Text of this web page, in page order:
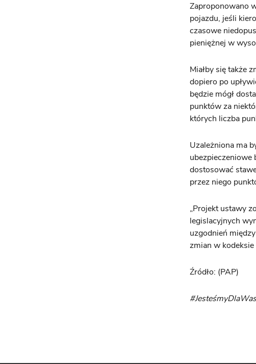
Zaproponowano
pojazdu, jeśli
czasowe
pieniężnej w
Miałby się także
dopiero po
będzie mógł
punktów za
których liczba
Uzależniona ma
ubezpieczeniowe
dostosować
przez niego
„Projekt ustawy
legislacyjnych
uzgodnień
zmian w kodeksie
Źródło: (PAP)
#JesteśmyDlaWas